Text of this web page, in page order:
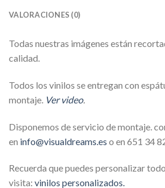
VALORACIONES (0)
Todas nuestras imágenes están
calidad.
Todos los vinilos se entregan con
montaje. Ver video.
Disponemos de servicio de montaje.
en info@visualdreams.es o en 651 34
Recuerda que puedes personalizar
visita: vinilos personalizados.